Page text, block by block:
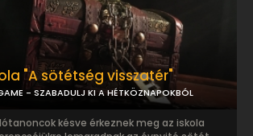
"A sötétség visszatér"
- SZABADULJ KI A HÉTKÖZNAPOKBÓL
késve érkeznek meg az iskola